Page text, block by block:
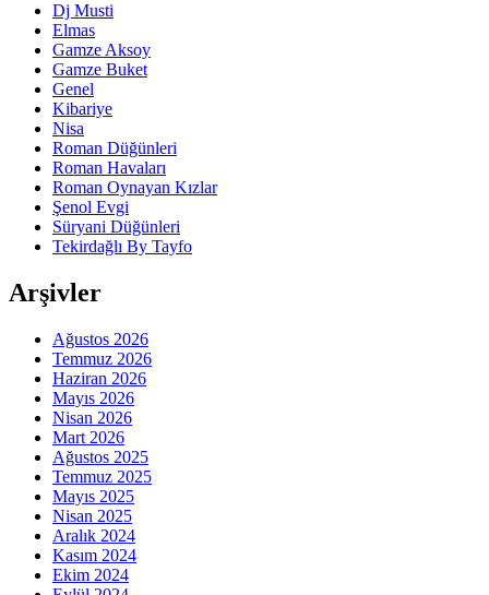
Dj Musti
Elmas
Gamze Aksoy
Gamze Buket
Genel
Kibariye
Nisa
Roman Düğünleri
Roman Havaları
Roman Oynayan Kızlar
Şenol Evgi
Süryani Düğünleri
Tekirdağlı By Tayfo
Arşivler
Ağustos 2026
Temmuz 2026
Haziran 2026
Mayıs 2026
Nisan 2026
Mart 2026
Ağustos 2025
Temmuz 2025
Mayıs 2025
Nisan 2025
Aralık 2024
Kasım 2024
Ekim 2024